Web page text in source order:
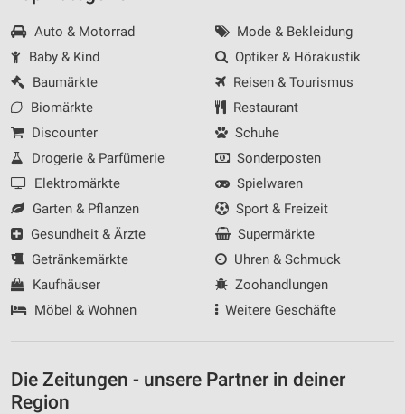
Auto & Motorrad
Baby & Kind
Baumärkte
Biomärkte
Discounter
Drogerie & Parfümerie
Elektromärkte
Garten & Pflanzen
Gesundheit & Ärzte
Getränkemärkte
Kaufhäuser
Möbel & Wohnen
Mode & Bekleidung
Optiker & Hörakustik
Reisen & Tourismus
Restaurant
Schuhe
Sonderposten
Spielwaren
Sport & Freizeit
Supermärkte
Uhren & Schmuck
Zoohandlungen
Weitere Geschäfte
Die Zeitungen - unsere Partner in deiner
Region